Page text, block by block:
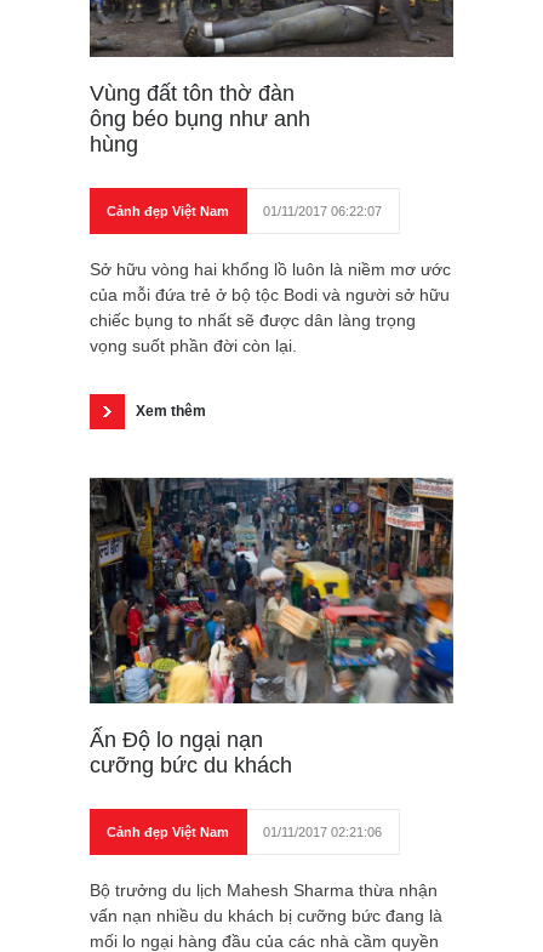
Vùng đất tôn thờ đàn
ông béo bụng như anh
hùng
Cảnh đẹp Việt Nam 01/11/2017 06:22:07
Sở hữu vòng hai khổng lồ luôn là niềm mơ ước
của mỗi đứa trẻ ở bộ tộc Bodi và người sở hữu
chiếc bụng to nhất sẽ được dân làng trọng
vọng suốt phần đời còn lại.
Xem thêm
Ấn Độ lo ngại nạn
cưỡng bức du khách
Cảnh đẹp Việt Nam 01/11/2017 02:21:06
Bộ trưởng du lịch Mahesh Sharma thừa nhận
vấn nạn nhiều du khách bị cưỡng bức đang là
mối lo ngại hàng đầu của các nhà cầm quyền